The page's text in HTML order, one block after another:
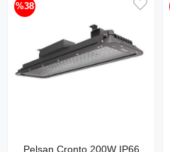
Pelsan Cronto 200W IP66
%38